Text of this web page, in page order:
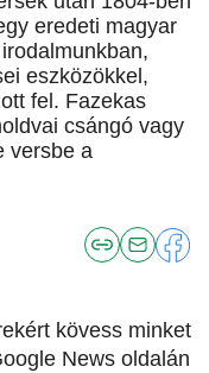
eredeti magyar
eszközökkel,
fel. Fazekas
csángó vagy
versbe a
kövess minket
News oldalán